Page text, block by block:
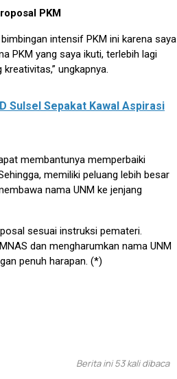
PKM
intensif PKM ini karena saya
PKM yang saya ikuti, terlebih lagi
ungkapnya.
Sulsel Sepakat Kawal Aspirasi
membantunya memperbaiki
memiliki peluang lebih besar
nama UNM ke jenjang
sesuai instruksi pemateri.
dan mengharumkan nama UNM
penuh harapan. (*)
Berita ini 53 kali dibaca